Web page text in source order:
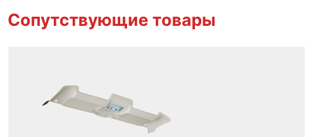
Сопутствующие товары